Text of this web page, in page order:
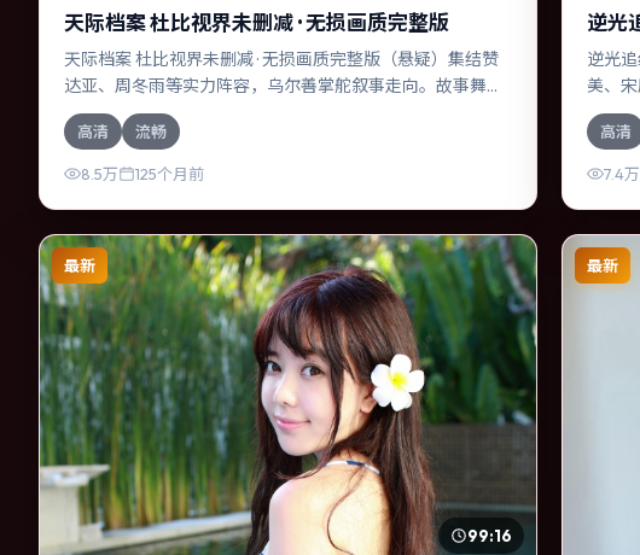
天际档案 杜比视界未删减 · 无损画质完整版
天际档案 杜比视界未删减 · 无损画质完整版（悬疑）集结赞
达亚、周冬雨等实力阵容，乌尔善掌舵叙事走向。故事舞台
设定于加拿大，围绕一次意外选择展开连锁反应；配乐与色
彩高度服务于主题，结尾留白耐人寻味。
高清 流畅
8.5万 125个月前
逆光
逆光
美、
同演
多年
紧凑
高清
7.4万
最新
99:16
最新